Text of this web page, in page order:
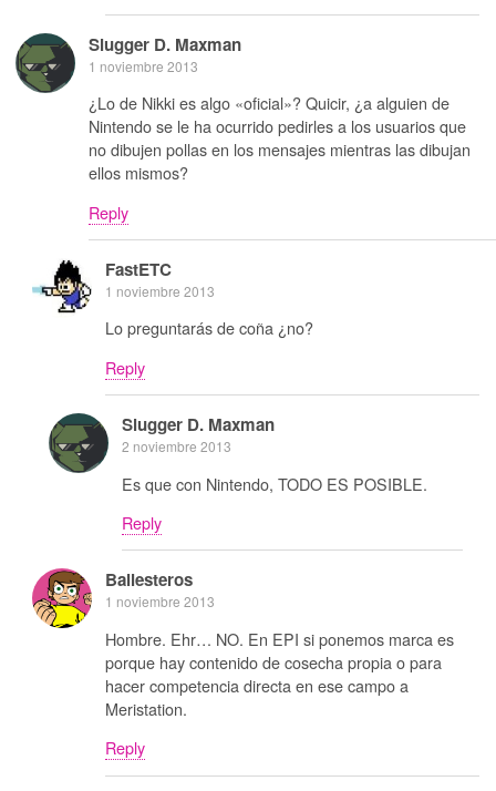
Slugger D. Maxman
1 noviembre 2013
¿Lo de Nikki es algo «oficial»? Quicir, ¿a alguien de
Nintendo se le ha ocurrido pedirles a los usuarios que
no dibujen pollas en los mensajes mientras las dibujan
ellos mismos?
Reply
FastETC
1 noviembre 2013
Lo preguntarás de coña ¿no?
Reply
Slugger D. Maxman
2 noviembre 2013
Es que con Nintendo, TODO ES POSIBLE.
Reply
Ballesteros
1 noviembre 2013
Hombre. Ehr… NO. En EPI si ponemos marca es
porque hay contenido de cosecha propia o para
hacer competencia directa en ese campo a
Meristation.
Reply